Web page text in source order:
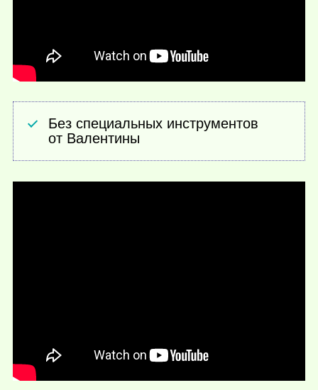
Без специальных инструментов
от Валентины